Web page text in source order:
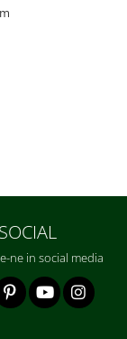
SOCIAL
ne in social media